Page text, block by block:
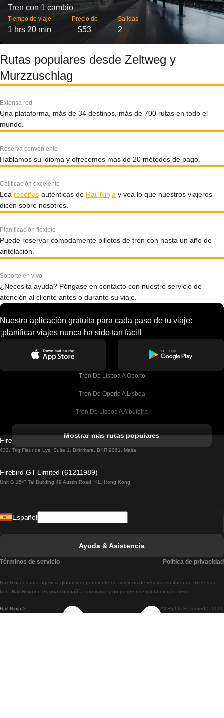
Tren con 1 cambio
Tiempo de viaje
1 hrs 20 mín
Precio de
$53
Salidas
2
Rutas populares desde Zeltweg y
Murzzuschlag
Extensa red
Una plataforma, más de 34 destinos, más de 700 rutas en todo el
mundo.
Reserva conveniente
Hablamos su idioma y ofrecemos más de 20 métodos de pago.
Calificación excelente
Lea reseñas auténticas de Rail Ninja y vea lo que nuestros viajeros
dicen sobre nosotros.
Planificación flexible
Puede reservar cómodamente billetes de tren con hasta un año de
antelación.
Soporte en vivo
¿Necesita ayuda? Póngase en contacto con nuestro servicio de
atención al cliente antes o durante su viaje.
Nuestra aplicación gratuita para cada paso de tu viaje:
¡planificar viajes nunca ha sido tan fácil!
Tren De Lisboa A Oporto
Tren De Oporto A Lisboa
Tren De Lisboa A Albufeira
Tren De Lisboa A Lagos
Tren De Lisboa A Madrid
Tren De Lisboa A Braga
Tren De Braga A Lisboa
Mostrar más rutas populares
Firebird GT Limited (OC 1451)
432, Triq Fleur de Lys, Suite 1, Birkirkara, BKR 9061, Malta
Firebird GT Limited (61211989)
Unit G 15/F Tal Building 49 Austin Road, KL, Hong Kong
Rail Ninja ® All Rights Reserved © 2026
Rail.Ninja es una agencia global independiente de servicios de reserva en línea de billetes de
tren. Rail Ninja no es una compañía ferroviaria y no posee ni explota ningún tren.
Español
Ayuda & Asistencia
Términos de servicio Política de privacidad